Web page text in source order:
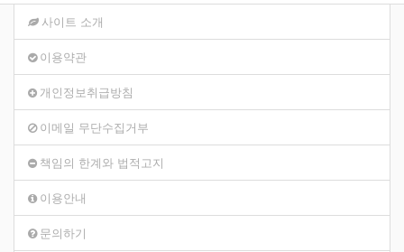
사이트 소개
이용약관
개인정보취급방침
이메일 무단수집거부
책임의 한계와 법적고지
이용안내
문의하기